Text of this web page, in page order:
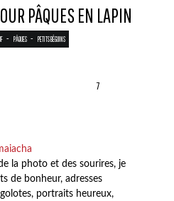
PÂQUES EN LAPIN
- PÂQUES - PETITS BÉGUINS
7
la photo et des sourires, je
de bonheur, adresses
portraits heureux,